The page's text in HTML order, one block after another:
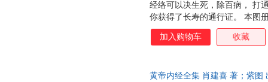
经络可以决生死，除百病， 打
你获得了长寿的通行证。 本图
打通经络的最快途经。 ◎ 专家
编著，易玮博士审定； ◎ 内容
穴、功能疗效一目了然，查找
加入购物车 收藏
黄帝内经全集 肖建喜 著；紫图